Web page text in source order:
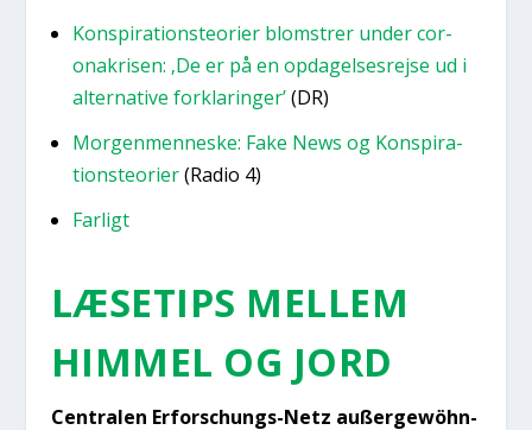
Kon­spira­tions­te­o­ri­er blom­strer under cor­
ona­kri­sen: ‚De er på en opda­gel­ses­rej­se ud i
alter­na­ti­ve for­kla­rin­ger’(DR)
Mor­gen­men­ne­ske: Fake News og Kon­spira­
tions­te­o­ri­er(Radio 4)
Far­ligt
LÆSE­TIPS MEL­LEM
HIM­MEL OG JORD
Cen­tra­len Erfors­chungs-Netz außer­gewöhn­